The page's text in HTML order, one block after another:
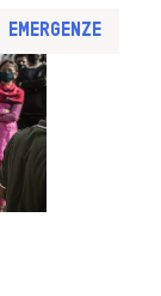
Emergenze